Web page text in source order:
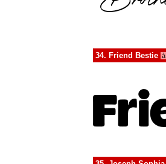
34. Friend Bestie à